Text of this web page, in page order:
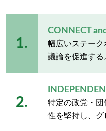
1.
CONNECT
幅広いステー
議論を促進する
2.
特定の政党・
性を堅持し、グ